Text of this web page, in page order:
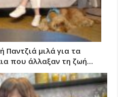
Παντζιά μιλά για τα
που άλλαξαν τη ζωή…